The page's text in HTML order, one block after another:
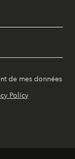
de mes données
Policy